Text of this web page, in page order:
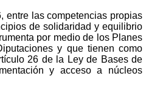
entre las competencias propias
de solidaridad y equilibrio
por medio de los Planes
y que tienen como
26 de la Ley de Bases de
y acceso a núcleos